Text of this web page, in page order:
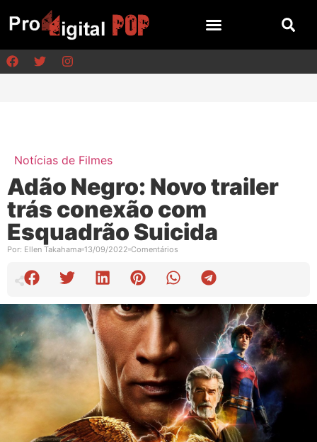
Notícias de Filmes
Adão Negro: Novo trailer
trás conexão com
Esquadrão Suicida
Por: Ellen Takahama 13/09/2022 Comentários